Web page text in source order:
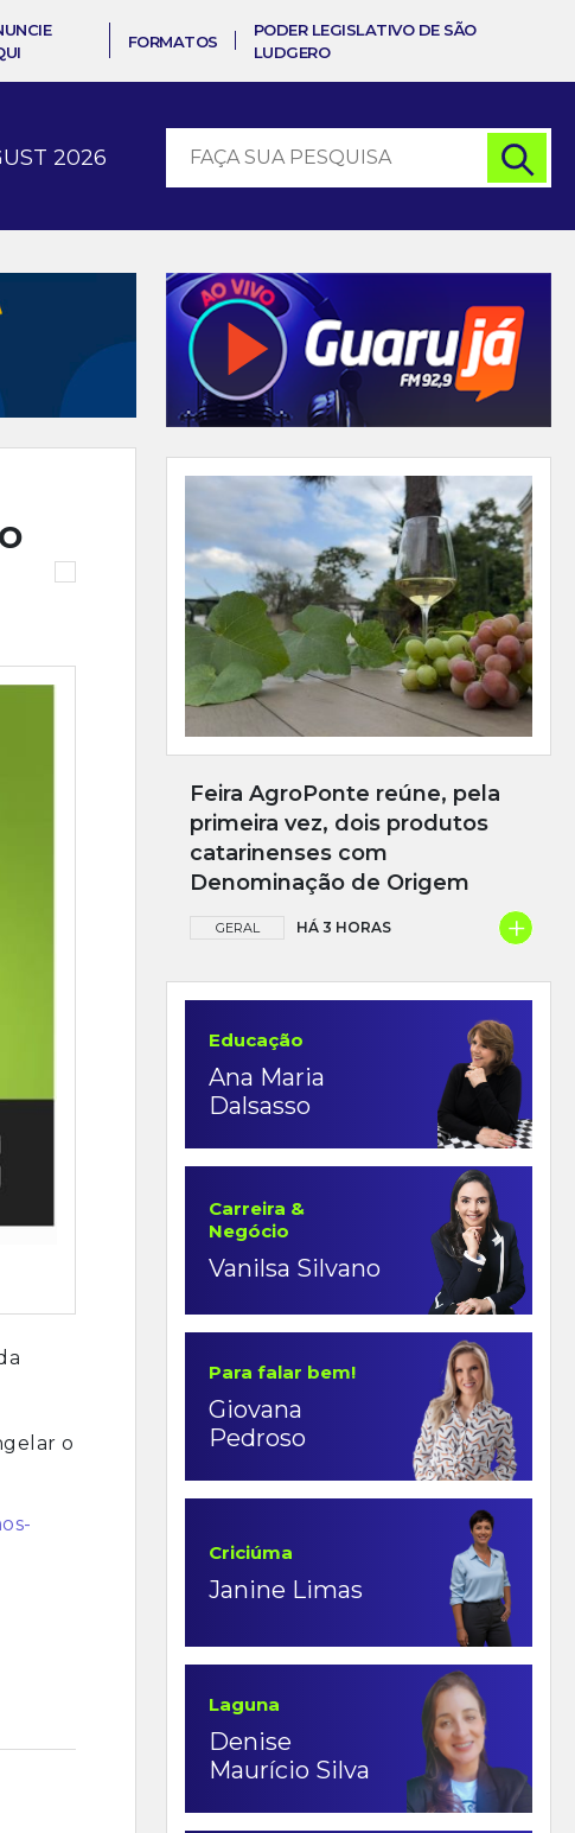
FORMATOS
PODER LEGISLATIVO DE SÃO
LUDGERO
2026
o
Feira AgroPonte reúne, pela
primeira vez, dois produtos
catarinenses com
Denominação de Origem
GERAL HÁ 3 HORAS +
Educação
Ana Maria
Dalsasso
Carreira &
Negócio
Vanilsa Silvano
Para falar bem!
Giovana
Pedroso
Criciúma
Janine Limas
Laguna
Denise
Maurício Silva